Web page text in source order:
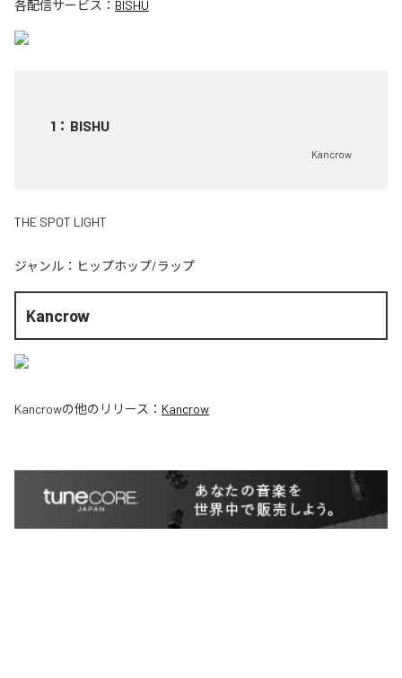
各配信サービス： BISHU
1 ： BISHU
Kancrow
THE SPOT LIGHT
ジャンル： ヒップホップ/ラップ
Kancrow
Kancrowの他のリリース： Kancrow